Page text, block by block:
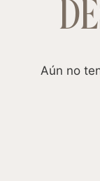
Aún no